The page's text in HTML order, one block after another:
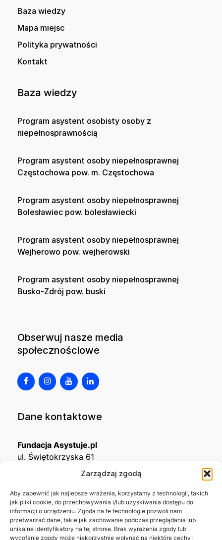
Zarządzaj zgodą
Aby zapewnić jak najlepsze wrażenia, korzystamy z technologii, takich
jak pliki cookie, do przechowywania i/lub uzyskiwania dostępu do
informacji o urządzeniu. Zgoda na te technologie pozwoli nam
przetwarzać dane, takie jak zachowanie podczas przeglądania lub
unikalne identyfikatory na tej stronie. Brak wyrażenia zgody lub
wycofanie zgody może niekorzystnie wpłynąć na niektóre cechy i
Baza wiedzy
Mapa miejsc
Polityka prywatności
Kontakt
Baza wiedzy
Program asystent osobisty osoby z
niepełnosprawnością
Program asystent osoby niepełnosprawnej
Częstochowa pow. m. Częstochowa
Program asystent osoby niepełnosprawnej
Bolesławiec pow. bolesławiecki
Program asystent osoby niepełnosprawnej
Wejherowo pow. wejherowski
Program asystent osoby niepełnosprawnej
Busko-Zdrój pow. buski
Obserwuj nasze media
społecznościowe
Dane kontaktowe
Fundacja Asystuje.pl
ul. Świętokrzyska 61
KRS0001215994
NIP5492488380
REGON543667703